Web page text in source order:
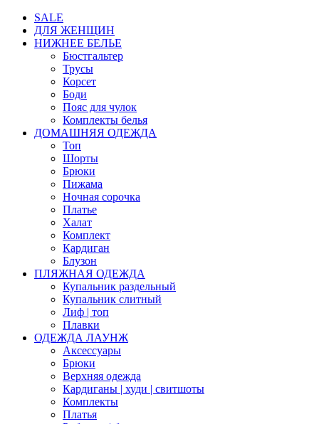
SALE
ДЛЯ ЖЕНЩИН
НИЖНЕЕ БЕЛЬЕ
Бюстгальтер
Трусы
Корсет
Боди
Пояс для чулок
Комплекты белья
ДОМАШНЯЯ ОДЕЖДА
Топ
Шорты
Брюки
Пижама
Ночная сорочка
Платье
Халат
Комплект
Кардиган
Блузон
ПЛЯЖНАЯ ОДЕЖДА
Купальник раздельный
Купальник слитный
Лиф | топ
Плавки
ОДЕЖДА ЛАУНЖ
Аксессуары
Брюки
Верхняя одежда
Кардиганы | худи | свитшоты
Комплекты
Платья